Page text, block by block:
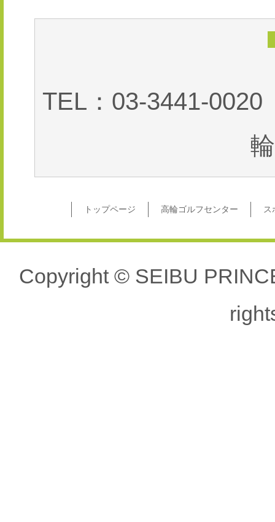
TEL：03-3441-
トップページ 高輪ゴルフセンター ス
Copyright © SEIBU